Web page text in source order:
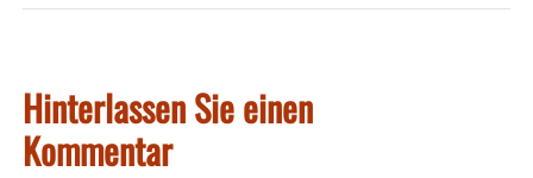
Hinterlassen Sie einen
Kommentar